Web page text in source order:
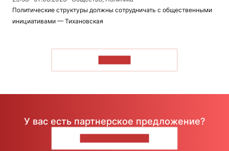
Политические структуры должны сотрудничать с общественными
инициативами — Тихановская
У вас есть партнерское предложение?